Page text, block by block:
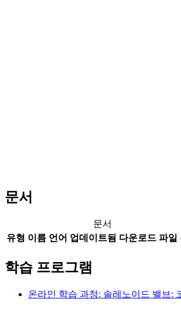
문서
문서
유형 이름 언어 업데이트됨 다운로드 파일
학습 프로그램
온라인 학습 과정: 솔레노이드 밸브: